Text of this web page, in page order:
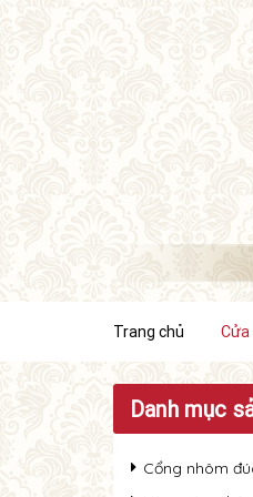
Trang chủ Cửa
Danh mục
Cổng nhôm